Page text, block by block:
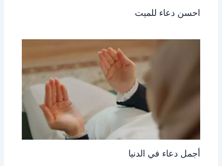
احسن دعاء للميت
أجمل دعاء في الدنيا